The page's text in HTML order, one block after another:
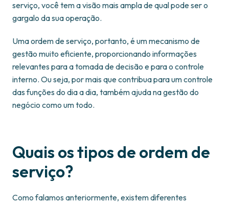
serviço, você tem a visão mais ampla de qual pode ser o
gargalo da sua operação.
Uma ordem de serviço, portanto, é um mecanismo de
gestão muito eficiente, proporcionando informações
relevantes para a tomada de decisão e para o controle
interno. Ou seja, por mais que contribua para um controle
das funções do dia a dia, também ajuda na gestão do
negócio como um todo.
Quais os tipos de ordem de
serviço?
Como falamos anteriormente, existem diferentes